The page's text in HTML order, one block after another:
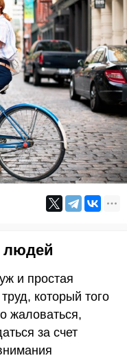
людей
и простая
который того
жаловаться,
за счет